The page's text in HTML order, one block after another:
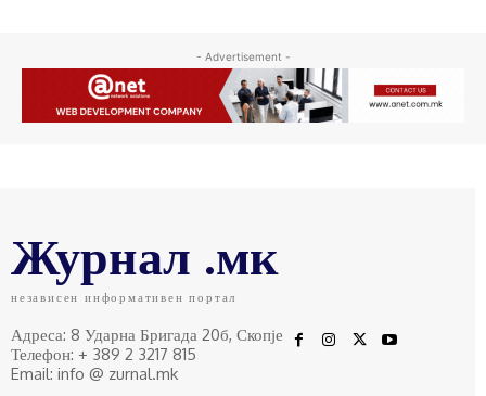
- Advertisement -
Журнал .мк
независен информативен портал
Адреса: 8 Ударна Бригада 20б, Скопје
Телефон: + 389 2 3217 815
Email: info @ zurnal.mk